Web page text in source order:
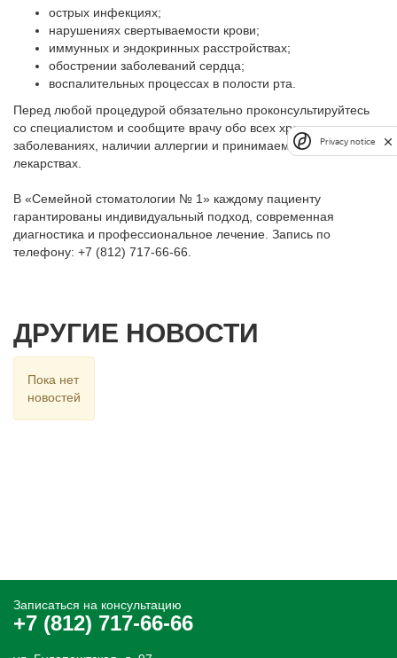
острых инфекциях;
нарушениях свертываемости крови;
иммунных и эндокринных расстройствах;
обострении заболеваний сердца;
воспалительных процессах в полости рта.
Перед любой процедурой обязательно проконсультируйтесь
со специалистом и сообщите врачу обо всех хронических
заболеваниях, наличии аллергии и принимаемых вами
лекарствах.
В «Семейной стоматологии № 1» каждому пациенту
гарантированы индивидуальный подход, современная
диагностика и профессиональное лечение. Запись по
телефону: +7 (812) 717-66-66.
ДРУГИЕ НОВОСТИ
Пока нет
новостей
Записаться на консультацию
+7 (812) 717-66-66
Privacy notice